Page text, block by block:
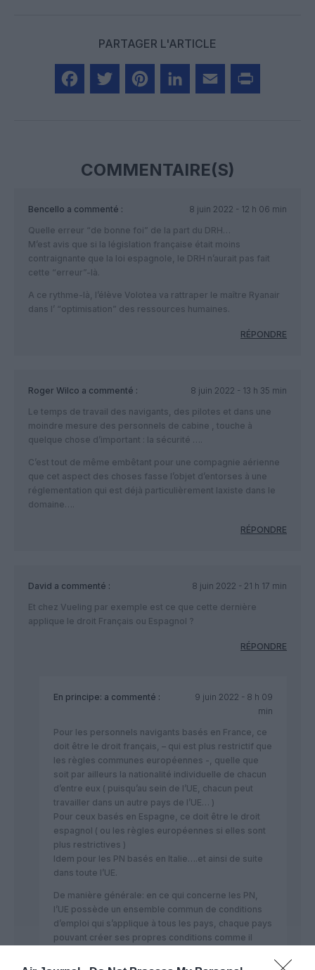
PARTAGER L'ARTICLE
COMMENTAIRE(S)
Bencello a commenté :
8 juin 2022 - 12 h 06 min
Quelle erreur “de bonne foi” de la part du DRH…
M’est avis que si la législation française était moins
contraignante que la loi espagnole, le DRH n’aurait pas fait
cette “erreur”-là.
A ce rythme-là, l’élève Volotea va rattraper le maître Ryanair
dans l’ “optimisation” des ressources humaines.
RÉPONDRE
Roger Wilco a commenté :
8 juin 2022 - 13 h 35 min
Le temps de travail des navigants, des pilotes et dans une
moindre mesure des personnels de cabine , touche à
quelque chose d’important : la sécurité ….
C’est tout de même embêtant pour une compagnie aérienne
que cet aspect des choses fasse l’objet d’entorses à une
réglementation qui est déjà particulièrement laxiste dans le
domaine….
RÉPONDRE
David a commenté :
8 juin 2022 - 21 h 17 min
Et chez Vueling par exemple est ce que cette dernière
applique le droit Français ou Espagnol ?
RÉPONDRE
En principe: a commenté :
9 juin 2022 - 8 h 09
min
Pour les personnels navigants basés en France, ce
doit être le droit français, – qui est plus restrictif que
les règles communes européennes -, quelle que
soit par ailleurs la nationalité individuelle de chacun
d’entre eux ( puisqu’au sein de l’UE, chacun peut
travailler dans un autre pays de l’UE… )
Pour ceux basés en Espagne, ce doit être le droit
espagnol ( ou les règles européennes si elles sont
plus restrictives )
Idem pour les PN basés en Italie….et ainsi de suite
dans toute l’UE.
De manière générale: en ce qui concerne les PN,
l’UE possède un ensemble commun de conditions
d’emploi qui s’applique à tous les pays, chaque pays
pouvant créer ses propres conditions comme il
nationales soient plus restrictives que celles de l’UE.